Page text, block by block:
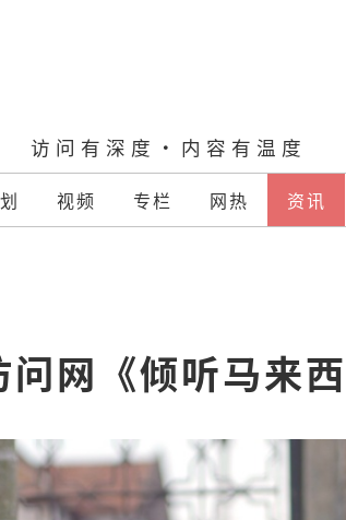
访问有深度·内容有温度
视频 专栏 网热 资讯
网《倾听马来